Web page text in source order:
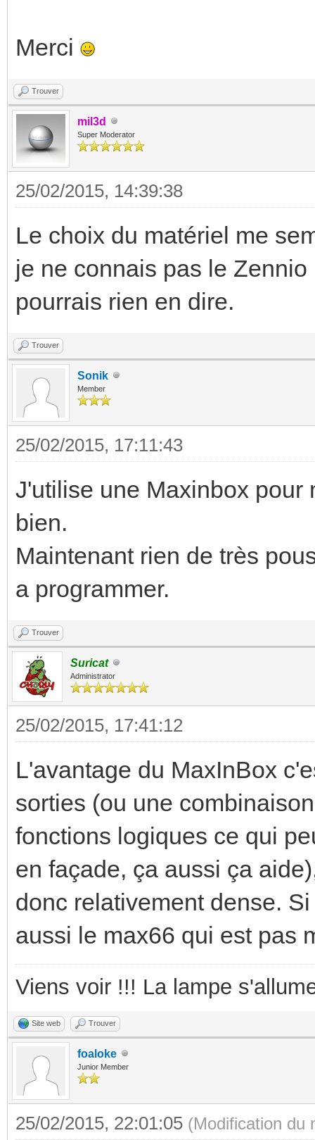
Merci
Trouver
mil3d
Super Moderator
25/02/2015, 14:39:38
Le choix du matériel me
je ne connais pas le
pourrais rien en dire.
Trouver
Sonik
Member
25/02/2015, 17:11:43
J'utilise une Maxinbox pour
bien.
Maintenant rien de très
a programmer.
Trouver
Suricat
Administrator
25/02/2015, 17:41:12
L'avantage du MaxInBox
sorties (ou une
fonctions logiques ce qui
en façade, ça aussi ça
donc relativement dense.
aussi le max66 qui est pas
Viens voir !!! La lampe
Site web Trouver
foaloke
Junior Member
25/02/2015, 22:01:05 (Modification du